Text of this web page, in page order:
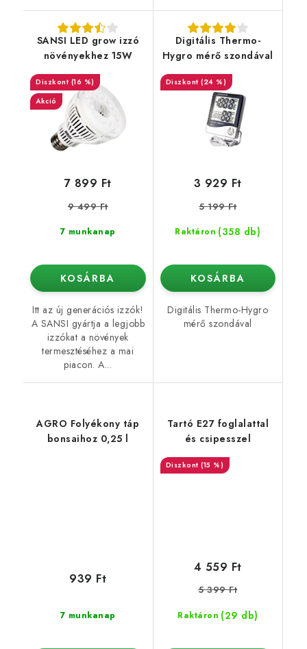
SANSI LED grow izzó
növényekhez 15W
(16 %)
Akció
7 munkanap
7 899 Ft
9 499 Ft
KOSÁRBA
Itt az új generációs izzók!
A SANSI gyártja a legjobb
izzókat a növények
termesztéséhez a mai
piacon. A...
Digitális Thermo-
Hygro mérő szondával
(24 %)
Raktáron (358 db)
3 929 Ft
5 199 Ft
KOSÁRBA
Digitális Thermo-Hygro
mérő szondával
AGRO Folyékony táp
bonsaihoz 0,25 l
7 munkanap
939 Ft
Tartó E27 foglalattal
és csipesszel
(15 %)
Raktáron (29 db)
4 559 Ft
5 399 Ft